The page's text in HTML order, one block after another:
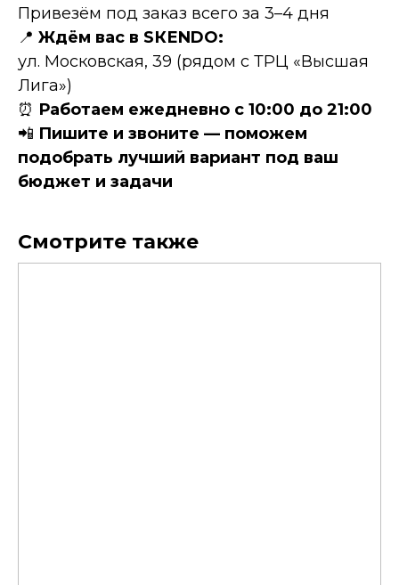
Привезём под заказ всего за 3–4 дня
📍 Ждём вас в SКЕNDО:
ул. Московская, 39 (рядом с ТРЦ «Высшая
Лига»)
⏰ Работаем ежедневно с 10:00 до 21:00
📲 Пишите и звоните — поможем
подобрать лучший вариант под ваш
бюджет и задачи
Смотрите также